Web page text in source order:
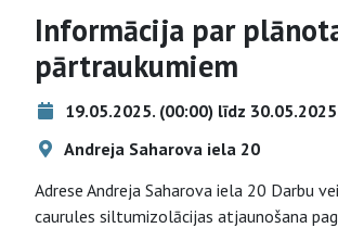
Informācija par
pārtraukumiem
19.05.2025. (00:00) līdz
Andreja Saharova iela 20
Adrese Andreja Saharova iela 20 Darbu
caurules siltumizolācijas atjaunošana